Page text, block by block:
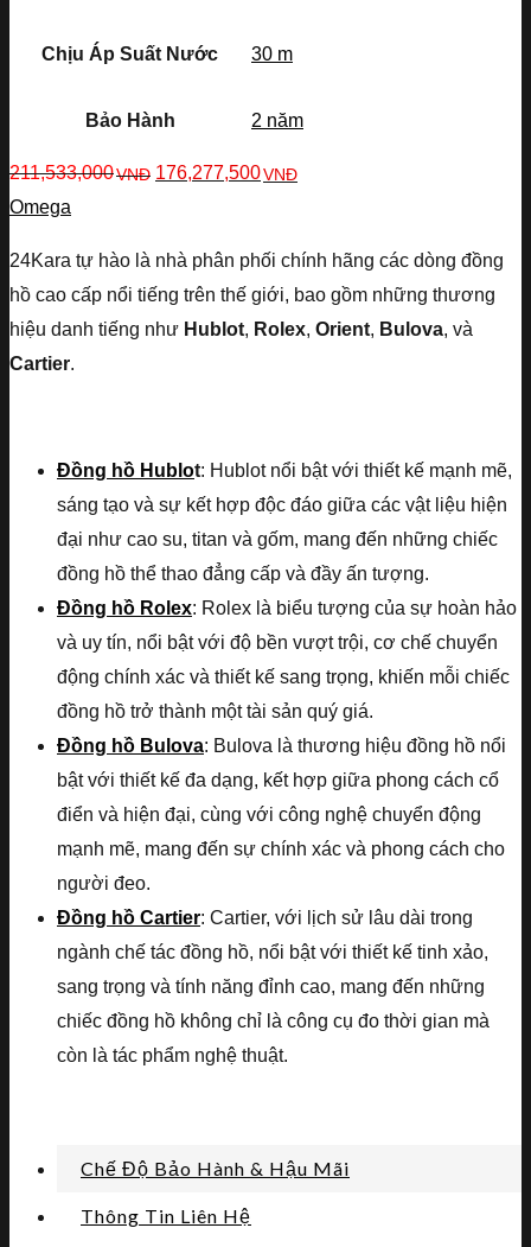
Chịu Áp Suất Nước 30 m
Bảo Hành 2 năm
211,533,000VNĐ 176,277,500VNĐ
Omega
24Kara tự hào là nhà phân phối chính hãng các dòng đồng
hồ cao cấp nổi tiếng trên thế giới, bao gồm những thương
hiệu danh tiếng như Hublot, Rolex, Orient, Bulova, và
Cartier.
Đồng hồ Hublot: Hublot nổi bật với thiết kế mạnh mẽ,
sáng tạo và sự kết hợp độc đáo giữa các vật liệu hiện
đại như cao su, titan và gốm, mang đến những chiếc
đồng hồ thể thao đẳng cấp và đầy ấn tượng.
Đồng hồ Rolex: Rolex là biểu tượng của sự hoàn hảo
và uy tín, nổi bật với độ bền vượt trội, cơ chế chuyển
động chính xác và thiết kế sang trọng, khiến mỗi chiếc
đồng hồ trở thành một tài sản quý giá.
Đồng hồ Bulova: Bulova là thương hiệu đồng hồ nổi
bật với thiết kế đa dạng, kết hợp giữa phong cách cổ
điển và hiện đại, cùng với công nghệ chuyển động
mạnh mẽ, mang đến sự chính xác và phong cách cho
người đeo.
Đồng hồ Cartier: Cartier, với lịch sử lâu dài trong
ngành chế tác đồng hồ, nổi bật với thiết kế tinh xảo,
sang trọng và tính năng đỉnh cao, mang đến những
chiếc đồng hồ không chỉ là công cụ đo thời gian mà
còn là tác phẩm nghệ thuật.
Chế Độ Bảo Hành & Hậu Mãi
Thông Tin Liên Hệ